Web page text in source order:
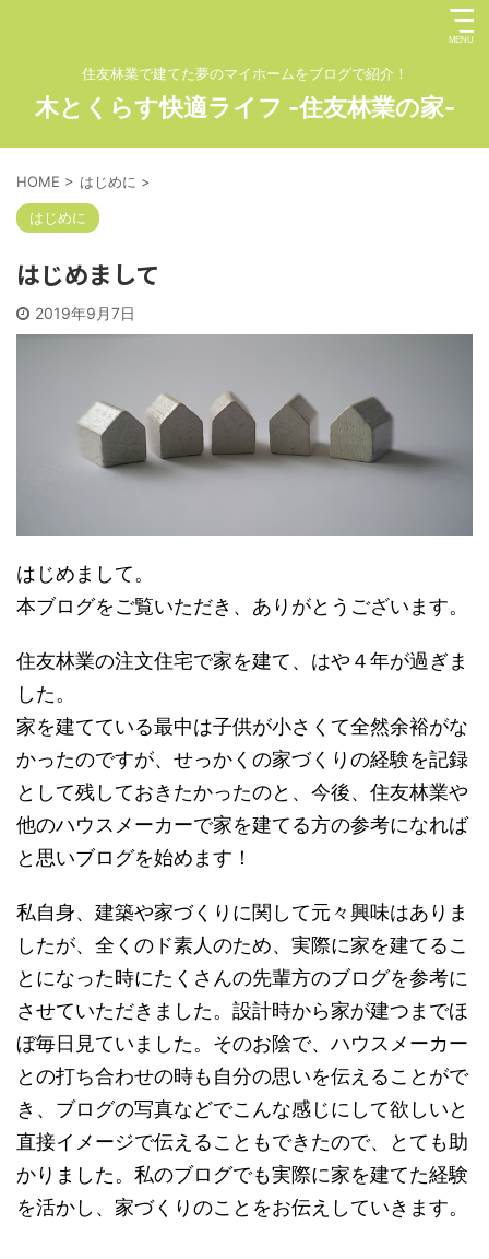
住友林業で建てた夢のマイホームをブログで紹介！
木とくらす快適ライフ -住友林業の家-
HOME > はじめに >
はじめに
はじめまして
2019年9月7日
はじめまして。
本ブログをご覧いただき、ありがとうございます。
住友林業の注文住宅で家を建て、はや４年が過ぎま
した。
家を建てている最中は子供が小さくて全然余裕がな
かったのですが、せっかくの家づくりの経験を記録
として残しておきたかったのと、今後、住友林業や
他のハウスメーカーで家を建てる方の参考になれば
と思いブログを始めます！
私自身、建築や家づくりに関して元々興味はありま
したが、全くのド素人のため、実際に家を建てるこ
とになった時にたくさんの先輩方のブログを参考に
させていただきました。設計時から家が建つまでほ
ぼ毎日見ていました。そのお陰で、ハウスメーカー
との打ち合わせの時も自分の思いを伝えることがで
き、ブログの写真などでこんな感じにして欲しいと
直接イメージで伝えることもできたので、とても助
かりました。私のブログでも実際に家を建てた経験
を活かし、家づくりのことをお伝えしていきます。